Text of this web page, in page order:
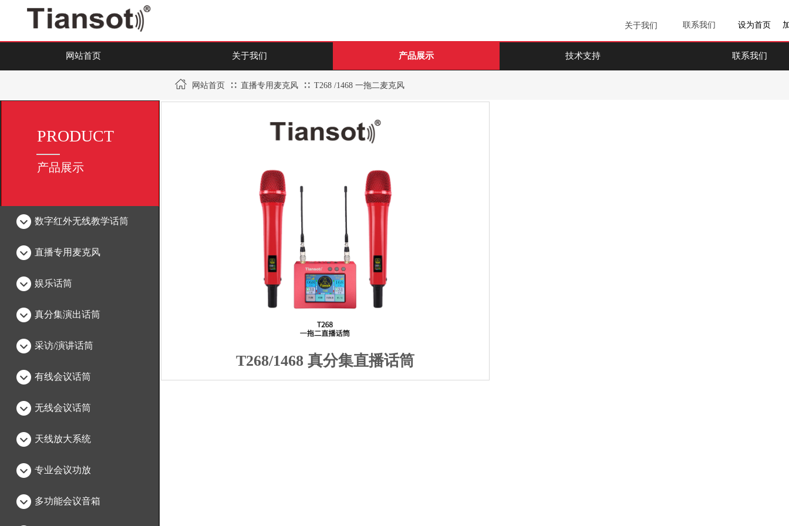
联系我们
关于我们 设为首页
网站首页 关于我们 产品展示 技术支持 联系我们
网站首页 ∷ 直播专用麦克风 ∷ T268 /1468 一拖二麦克风
PRODUCT
产品展示
数字红外无线教学话筒
直播专用麦克风
娱乐话筒
真分集演出话筒
采访/演讲话筒
有线会议话筒
无线会议话筒
天线放大系统
专业会议功放
多功能会议音箱
T268/1468 真分集直播话筒